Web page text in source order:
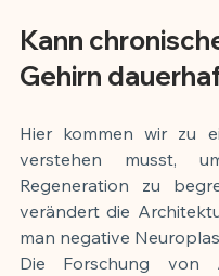
Kann
Gehirn
Hier kommen wir zu
verstehen musst,
Regeneration zu
verändert die
man negative
Die Forschung von